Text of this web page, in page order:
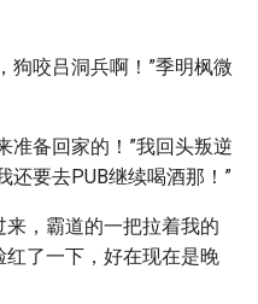
狗咬吕洞兵啊！”季明枫微
准备回家的！”我回头叛逆
还要去PUB继续喝酒那！”
，霸道的一把拉着我的
了一下，好在现在是晚